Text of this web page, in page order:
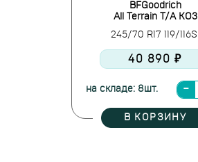
BFGoodrich
All Terrain T/A KO3
245/70 R17 119/116S
40 890 ₽
на складе: 8шт.
В КОРЗИНУ